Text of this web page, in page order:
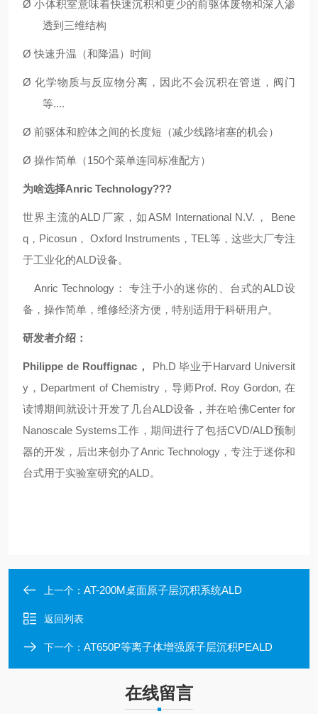
Ø小体积室意味着快速沉积和更少的前驱体废物和深入渗
透到三维结构
Ø快速升温（和降温）时间
Ø 化学物质与反应物分离，因此不会沉积在管道，阀门
等....
Ø 前驱体和腔体之间的长度短（减少线路堵塞的机会）
Ø 操作简单（150个菜单连同标准配方）
为啥选择Anric Technology???
世界主流的ALD厂家，如ASM International N.V. ，
Bene
q ， Picosun ， Oxford Instruments ， TEL等，这些大厂专注
于工业化的ALD设备。
Anric Technology： 专注于小的迷你的、台式的ALD设
备，操作简单，维修经济方便，特别适用于科研用户。
研发者介绍：
Philippe de Rouffignac， Ph.D毕业于Harvard Universit
y，Department of Chemistry，导师Prof. Roy Gordon, 在
读博期间就设计开发了几台ALD设备，并在哈佛Center for
Nanoscale Systems工作，期间进行了包括CVD/ALD预制
器的开发 ，后出来创办了Anric Technology ，专注于迷你和
台式用于实验室研究的ALD。
上一个： AT-200M桌面原子层沉积系统ALD
返回列表
下一个： AT650P等离子体增强原子层沉积PEALD
在线留言